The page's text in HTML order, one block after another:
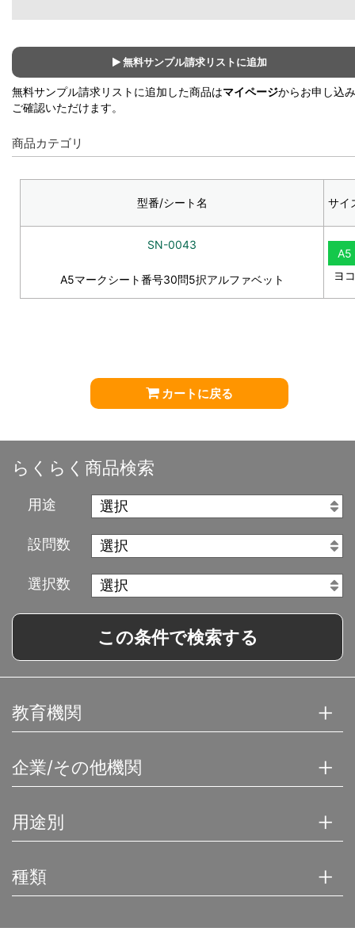
無料サンプル請求リストに追加
無料サンプル請求リストに追加した商品はマイページからお申し込
ご確認いただけます。
商品カテゴリ
型番/シート名 サイ
SN-0043
A5マークシート番号30問5択アルファベット
A5
ヨコ
カートに戻る
らくらく商品検索
用途
設問数
選択数
この条件で検索する
教育機関
企業/その他機関
用途別
種類